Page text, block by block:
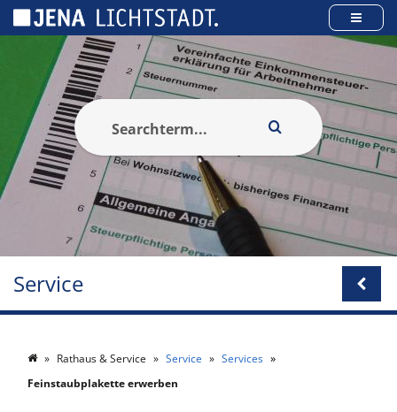
Service
Rathaus & Service Service
Services
Feinstaubplakette erwerben
Panneau de gestion des cookies